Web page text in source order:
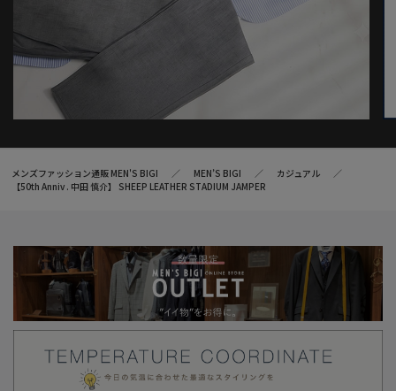
メンズファッション通販 MEN'S BIGI MEN’S BIGI
カジュアル
【50th Anniv . 中田 慎介】 SHEEP LEATHER STADIUM JAMPER